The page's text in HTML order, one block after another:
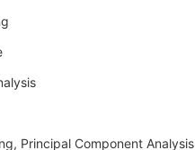
Principal Component Analysis